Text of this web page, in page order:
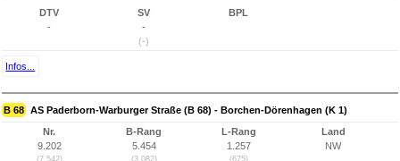
DTV
-
SV
-
(-)
BPL
Infos...
B 68 AS Paderborn-Warburger Straße (B 68) - Borchen-Dörenhagen (K 1)
Nr.
9.202
B-Rang
5.454
L-Rang
1.257
Land
NW